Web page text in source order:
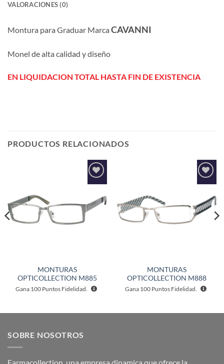
VALORACIONES (0)
Montura para Graduar Marca CAVANNI
Monel de alta calidad y diseño
EN LIQUIDACION TOTAL HASTA FIN DE EXISTENCIA
PRODUCTOS RELACIONADOS
Añadir
lista de
deseos
MONTURAS
OPTICOLLECTION M885
Gana 100Puntos Fidelidad.
Añadir
lista de
deseos
MONTURAS
OPTICOLLECTION M888
Gana 100Puntos Fidelidad.
SOBRE NOSOTROS
Farmacollection, una empresa dinamica que ofrece la